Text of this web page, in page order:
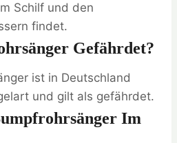
Schilf und den
findet.
Gefährdet?
ist in Deutschland
und gilt als gefährdet.
Im